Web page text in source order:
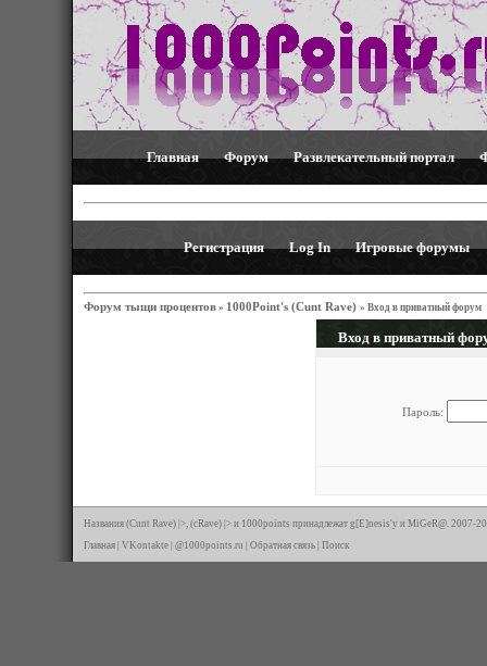
Главная Форум Развлекательный портал
Регистрация Log In Игровые форумы
Форум тыщи процентов » 1000Point's (Cunt Rave) » Вход в приватный форум
Вход в приватный
Пароль:
Названия (Cunt Rave) |>, (cRave) |> и 1000points принадлежат g[E]nesis'у и MiGeR@. 2007-
Главная VKontakte @1000points.ru Обратная связь Поиск